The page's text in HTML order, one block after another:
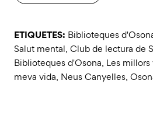
ETIQUETES: Biblioteques
Salut mental, Club de lectura de
Biblioteques d'Osona, Les millors
meva vida, Neus Canyelles,